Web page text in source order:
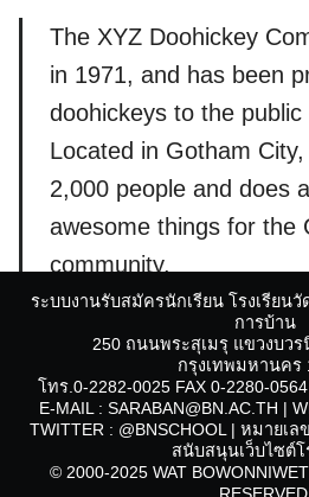
for:
The XYZ Doohickey
in 1971, and has been
doohickeys to the public
Located in Gotham
2,000 people and does
awesome things for the
community.
As a new WordPress user, you
to delete this page and
your content. Have fun!
ระบบงานรับสมัครนักเรียน โรงเรียนวั
การบ้าน
250 ถนนพระสุเมรุ แขวงบว
กรุงเทพมหานคร
โทร.0-2282-0025 FAX 0-2280-0564
E-MAIL : SARABAN@BN.AC.TH |
TWITTER : @BNSCHOOL | หมายเล
สนับสนุนเว็บไซต์โ
© 2000-2025 WAT